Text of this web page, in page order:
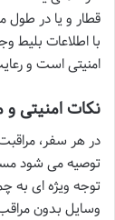
قطار و یا در طول
با اطلاعات بلیط
امنیتی است و
نکات امنیتی
در هر سفر،
توصیه می شود
توجه ویژه ای به
وسایل بدون